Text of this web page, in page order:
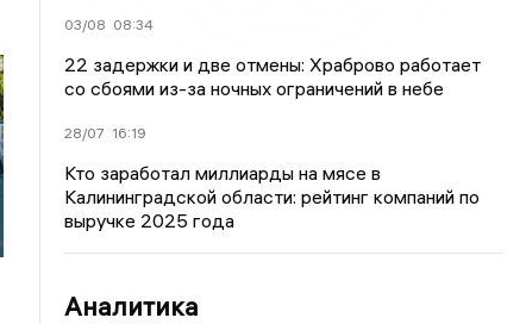
03/08 08:34
22 задержки и две отмены: Храброво работает
со сбоями из-за ночных ограничений в небе
28/07 16:19
Кто заработал миллиарды на мясе в
Калининградской области: рейтинг компаний по
выручке 2025 года
Аналитика